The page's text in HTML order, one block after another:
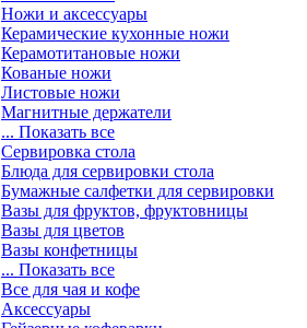
Ножи и аксессуары
Керамические кухонные ножи
Керамотитановые ножи
Кованые ножи
Листовые ножи
Магнитные держатели
... Показать все
Сервировка стола
Блюда для сервировки стола
Бумажные салфетки для сервировки
Вазы для фруктов, фруктовницы
Вазы для цветов
Вазы конфетницы
... Показать все
Все для чая и кофе
Аксессуары